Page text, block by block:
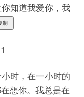
知道我爱你，我
制
时，在一小时的
想你。我总是在